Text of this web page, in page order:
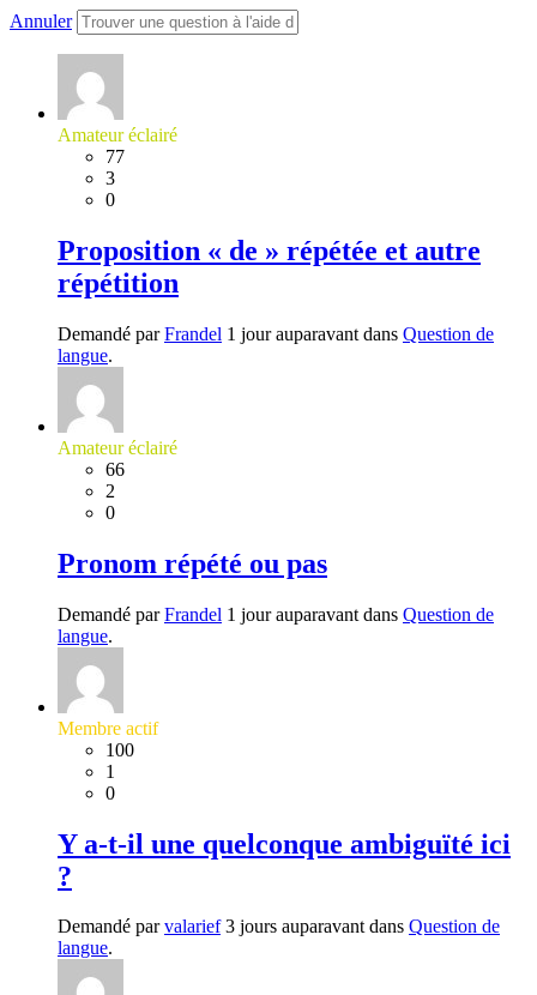
Annuler
Amateur éclairé
77
3
0
Proposition « de » répétée et autre
répétition
Demandé parFrandel 1 jour auparavant dans Question de
langue.
Amateur éclairé
66
2
0
Pronom répété ou pas
Demandé parFrandel 1 jour auparavant dans Question de
langue.
Membre actif
100
1
0
Y a-t-il une quelconque ambiguïté ici
?
Demandé parvalarief3 jours auparavant dans Question de
langue.